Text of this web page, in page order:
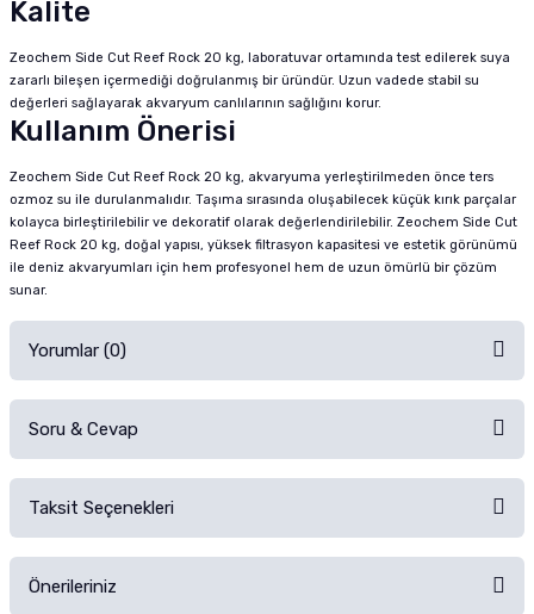
Kalite
Zeochem Side Cut Reef Rock 20 kg, laboratuvar ortamında test edilerek suya
zararlı bileşen içermediği doğrulanmış bir üründür. Uzun vadede stabil su
değerleri sağlayarak akvaryum canlılarının sağlığını korur.
Kullanım Önerisi
Zeochem Side Cut Reef Rock 20 kg, akvaryuma yerleştirilmeden önce ters
ozmoz su ile durulanmalıdır. Taşıma sırasında oluşabilecek küçük kırık parçalar
kolayca birleştirilebilir ve dekoratif olarak değerlendirilebilir. Zeochem Side Cut
Reef Rock 20 kg, doğal yapısı, yüksek filtrasyon kapasitesi ve estetik görünümü
ile deniz akvaryumları için hem profesyonel hem de uzun ömürlü bir çözüm
sunar.
Yorumlar (0)
Ürünü Satın Al ve Yorumla
Soru & Cevap
Zeochem Side cut reef rock kalınlığı ne kadar
teşekkürler
Hüseyin Karaaslan | 28/04/2026
Taksit Seçenekleri
Önerileriniz